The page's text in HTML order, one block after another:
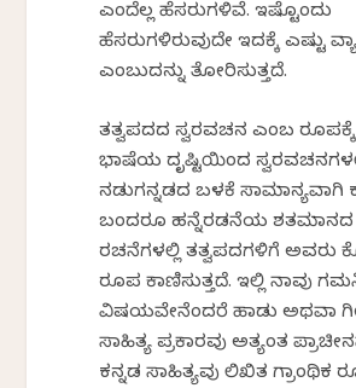
ಎಂದೆಲ್ಲ ಹೆಸರುಗಳಿವೆ. ಇಷ್ಟೊಂದು
ಹೆಸರುಗಳಿರುವುದೇ ಇದಕ್ಕೆ ಎಷ್ಟು
ಎಂಬುದನ್ನು ತೋರಿಸುತ್ತದೆ.
ತತ್ವಪದದ ಸ್ವರವಚನ ಎಂಬ
ಭಾಷೆಯ ದೃಷ್ಟಿಯಿಂದ
ನಡುಗನ್ನಡದ ಬಳಕೆ ಸಾಮಾನ್ಯವಾಗಿ
ಬಂದರೂ ಹನ್ನೆರಡನೆಯ ಶತಮಾನದ
ರಚನೆಗಳಲ್ಲಿ ತತ್ವಪದಗಳಿಗೆ ಅವರು
ರೂಪ ಕಾಣಿಸುತ್ತದೆ. ಇಲ್ಲಿ ನಾವು
ವಿಷಯವೇನೆಂದರೆ ಹಾಡು ಅಥವಾ
ಸಾಹಿತ್ಯ ಪ್ರಕಾರವು ಅತ್ಯಂತ
ಕನ್ನಡ ಸಾಹಿತ್ಯವು ಲಿಖಿತ ಗ್ರಾಂಥಿಕ